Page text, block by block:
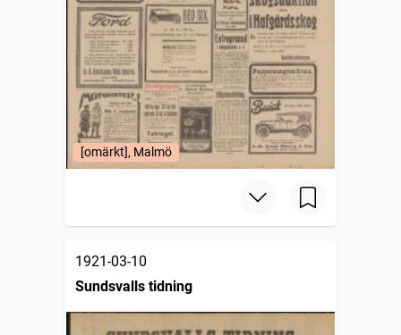
[omärkt], Malmö
1921-03-10
Sundsvalls tidning